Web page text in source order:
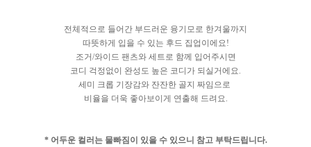
전체적으로 들어간 부드러운 융기모로 한겨울까지
따뜻하게 입을 수 있는 후드 집업이에요!
조거/와이드 팬츠와 세트로 함께 입어주시면
코디 걱정없이 완성도 높은 코디가 되실거에요.
세미 크롭 기장감와 잔잔한 골지 짜임으로
비율을 더욱 좋아보이게 연출해 드려요.
* 어두운 컬러는 물빠짐이 있을 수 있으니 참고 부탁드립니다.